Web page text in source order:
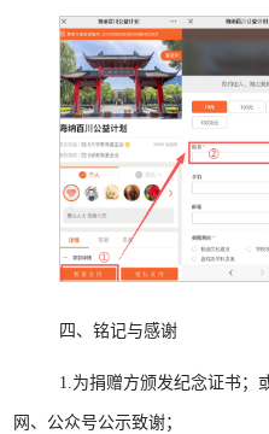
四、铭记与感谢
1.为捐赠方颁发纪念证书；
网、公众号公示致谢；